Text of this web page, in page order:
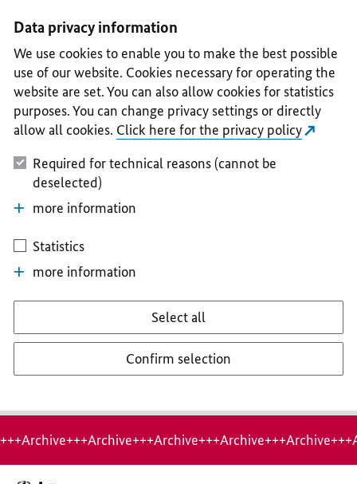
II
III
IV
V
Data privacy information
We use cookies to enable you to make the best possible
use of our website. Cookies necessary for operating the
website are set. You can also allow cookies for statistics
purposes. You can change privacy settings or directly
allow all cookies. Click here for the privacy policy
Required for technical reasons (cannot be
deselected)
more information
Statistics
more information
Select all
Confirm selection